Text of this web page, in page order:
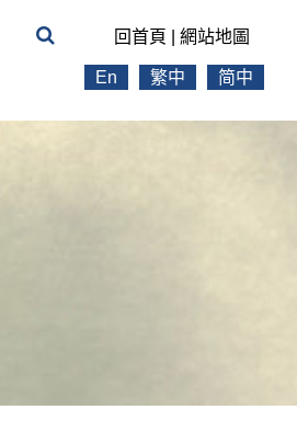
回首頁 網站地圖
En 繁中 简中